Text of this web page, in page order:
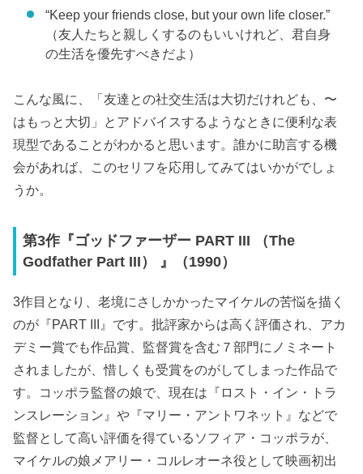
“Keep your friends close, but your own life closer.”
（友人たちと親しくするのもいいけれど、君自身
の生活を優先すべきだよ）
こんな風に、「友達との社交生活は大切だけれども、〜
はもっと大切」とアドバイスするようなときに便利な表
現型であることがわかると思います。誰かに助言する機
会があれば、このセリフを応用してみてはいかがでしょ
うか。
第3作『ゴッドファーザー PART III （The
Godfather Part III） 』（1990）
3作目となり、老境にさしかかったマイケルの苦悩を描く
のが『PART III』です。批評家からは高く評価され、アカ
デミー賞でも作品賞、監督賞を含む７部門にノミネート
されましたが、惜しくも受賞をのがしてしまった作品で
す。コッポラ監督の娘で、現在は『ロスト・イン・トラ
ンスレーション』や『マリー・アントワネット』などで
監督として高い評価を得ているソフィア・コッポラが、
マイケルの娘メアリー・コルレオーネ役として映画初出